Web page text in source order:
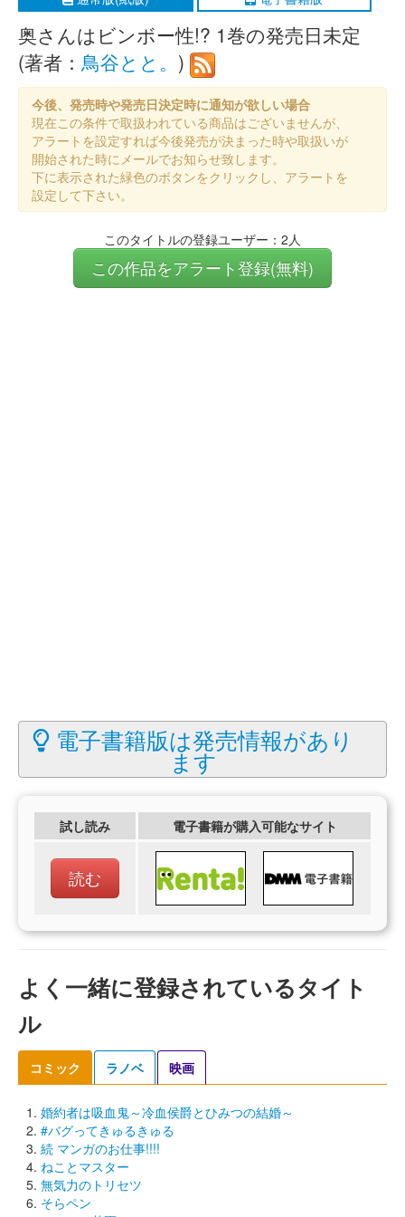
奥さんはビンボー性!? 1巻の発売日未定
(著者： 鳥谷とと。 )
今後、発売時や発売日決定時に通知が欲しい場合
現在この条件で取扱われている商品はございませんが、
アラートを設定すれば今後発売が決まった時や取扱いが
開始された時にメールでお知らせ致します。
下に表示された緑色のボタンをクリックし、アラートを
設定して下さい。
このタイトルの登録ユーザー：2人
この作品をアラート登録(無料)
電子書籍版は発売情報があり
ます
試し読み 電子書籍が購入可能なサイト
読む
よく一緒に登録されているタイト
ル
コミック ラノベ 映画
婚約者は吸血鬼～冷血侯爵とひみつの結婚～
#バグってきゅるきゅる
続 マンガのお仕事!!!!
ねことマスター
無気力のトリセツ
そらペン